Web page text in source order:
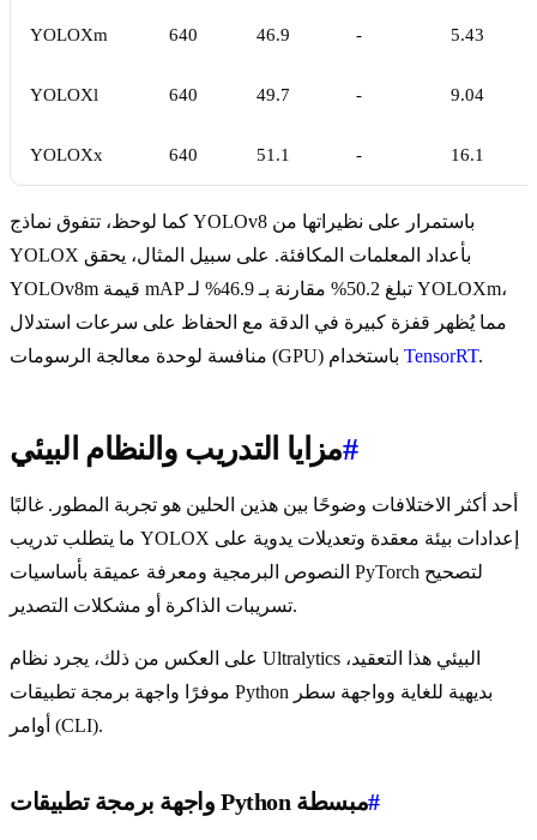
YOLOXm 640 46.9 - 5.43
YOLOXl 640 49.7 - 9.04
YOLOXx 640 51.1 - 16.1
كما لوحظ، تتفوق نماذج YOLOv8 باستمرار على نظيراتها من
YOLOX بأعداد المعلمات المكافئة. على سبيل المثال، يحقق
YOLOv8m قيمة mAP تبلغ 50.2% مقارنة بـ 46.9% لـ YOLOXm،
مما يُظهر قفزة كبيرة في الدقة مع الحفاظ على سرعات استدلال
TensorRT.
مزايا التدريب والنظام البيئي#
أحد أكثر الاختلافات وضوحًا بين هذين الحلين هو تجربة المطور. غالبًا
ما يتطلب تدريب YOLOX إعدادات بيئة معقدة وتعديلات يدوية على
النصوص البرمجية ومعرفة عميقة بأساسيات PyTorch لتصحيح
تسريبات الذاكرة أو مشكلات التصدير.
على العكس من ذلك، يجرد نظام Ultralytics البيئي هذا التعقيد،
موفرًا واجهة برمجة تطبيقات Python بديهية للغاية وواجهة سطر
أوامر (CLI).
واجهة برمجة تطبيقات Python مبسطة#